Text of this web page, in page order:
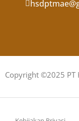
Copyright ©2025 PT